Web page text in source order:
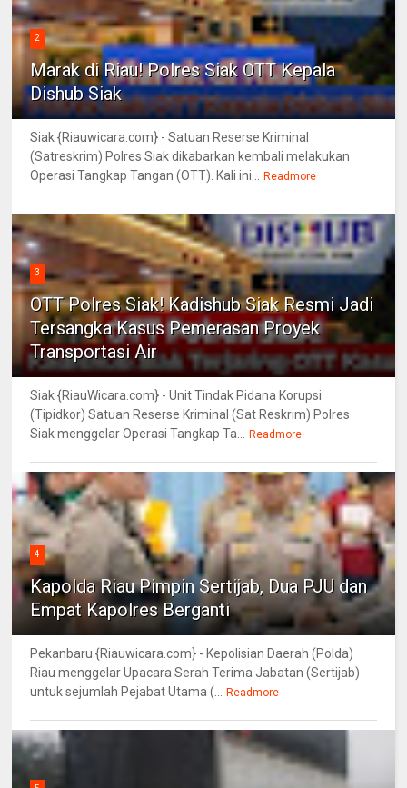
2
Marak di Riau! Polres Siak OTT Kepala
Dishub Siak
Siak {Riauwicara.com} - Satuan Reserse Kriminal
(Satreskrim) Polres Siak dikabarkan kembali melakukan
Operasi Tangkap Tangan (OTT). Kali ini...
Readmore
3
OTT Polres Siak! Kadishub Siak Resmi Jadi
Tersangka Kasus Pemerasan Proyek
Transportasi Air
Siak {RiauWicara.com} - Unit Tindak Pidana Korupsi
(Tipidkor) Satuan Reserse Kriminal (Sat Reskrim) Polres
Siak menggelar Operasi Tangkap Ta...
Readmore
4
Kapolda Riau Pimpin Sertijab, Dua PJU dan
Empat Kapolres Berganti
Pekanbaru {Riauwicara.com} - Kepolisian Daerah (Polda)
Riau menggelar Upacara Serah Terima Jabatan (Sertijab)
untuk sejumlah Pejabat Utama (...
Readmore